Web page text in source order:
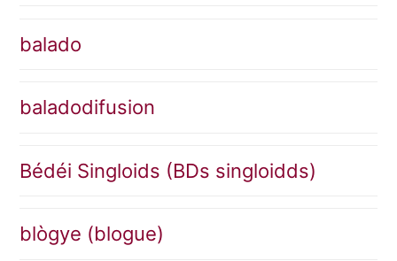
balado
baladodifusion
Bédéi Singloids (BDs singloidds)
blògye (blogue)